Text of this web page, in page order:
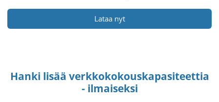
Lataa nyt
Hanki lisää verkkokokouskapasiteettia
- ilmaiseksi